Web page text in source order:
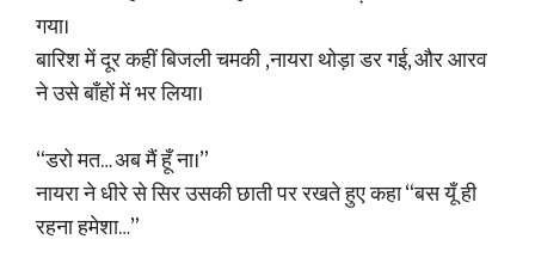
गया।
बारिश में दूर कहीं बिजली चमकी ,नायरा थोड़ा डर गई, और आरव
ने उसे बाँहों में भर लिया।
“डरो मत… अब मैं हूँ ना।”
नायरा ने धीरे से सिर उसकी छाती पर रखते हुए कहा “बस यूँ ही
रहना हमेशा…”